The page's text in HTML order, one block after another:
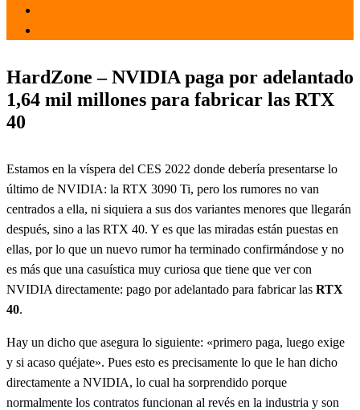
HardZone – NVIDIA paga por adelantado
1,64 mil millones para fabricar las RTX
40
Estamos en la víspera del CES 2022 donde debería presentarse lo
último de NVIDIA: la RTX 3090 Ti, pero los rumores no van
centrados a ella, ni siquiera a sus dos variantes menores que llegarán
después, sino a las RTX 40. Y es que las miradas están puestas en
ellas, por lo que un nuevo rumor ha terminado confirmándose y no
es más que una casuística muy curiosa que tiene que ver con
NVIDIA directamente: pago por adelantado para fabricar las RTX
40.
Hay un dicho que asegura lo siguiente: «primero paga, luego exige
y si acaso quéjate». Pues esto es precisamente lo que le han dicho
directamente a NVIDIA, lo cual ha sorprendido porque
normalmente los contratos funcionan al revés en la industria y son